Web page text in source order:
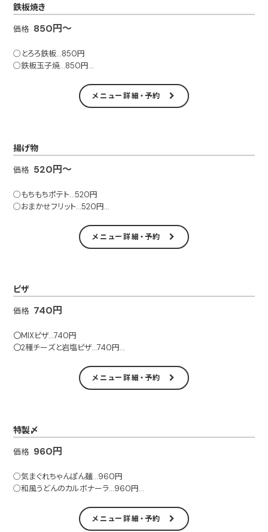
鉄板焼き
価格 850円～
○とろろ鉄板…850円
○鉄板玉子焼…850円
○ポークカツ鉄板…960円
メニュー詳細・予約
揚げ物
価格 520円～
○もちもちポテト…520円
○おまかせフリット…520円
○フライ盛り合わせ…960円
〇男のアヒージョ…960円
メニュー詳細・予約
ピザ
価格 740円
〇MIXピザ…740円
〇2種チーズと岩塩ピザ…740円
メニュー詳細・予約
特製〆
価格 960円
○気まぐれちゃんぽん麺…960円
○和風うどんのカルボナーラ…960円
メニュー詳細・予約